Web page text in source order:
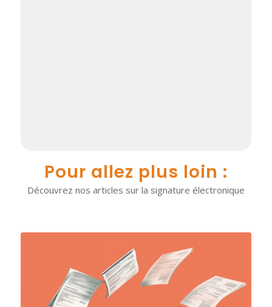
Pour allez plus loin :
Découvrez nos articles sur la signature électronique